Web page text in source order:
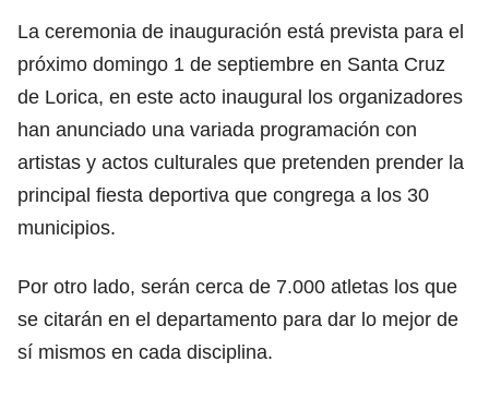
La ceremonia de inauguración está prevista para el
próximo domingo 1 de septiembre en Santa Cruz
de Lorica, en este acto inaugural los organizadores
han anunciado una variada programación con
artistas y actos culturales que pretenden prender la
principal fiesta deportiva que congrega a los 30
municipios.
Por otro lado, serán cerca de 7.000 atletas los que
se citarán en el departamento para dar lo mejor de
sí mismos en cada disciplina.